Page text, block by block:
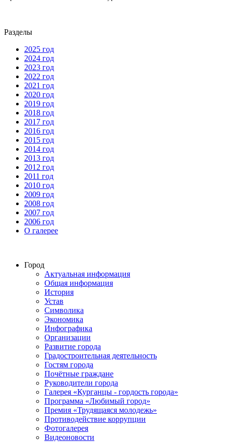
Разделы
2025 год
2024 год
2023 год
2022 год
2021 год
2020 год
2019 год
2018 год
2017 год
2016 год
2015 год
2014 год
2013 год
2012 год
2011 год
2010 год
2009 год
2008 год
2007 год
2006 год
О галерее
Город
Актуальная информация
Общая информация
История
Устав
Символика
Экономика
Инфографика
Организации
Развитие города
Градостроительная деятельность
Гостям города
Почётные граждане
Руководители города
Галерея «Курганцы - гордость города»
Программа «Любимый город»
Премия «Трудящаяся молодежь»
Противодействие коррупции
Фотогалерея
Видеоновости